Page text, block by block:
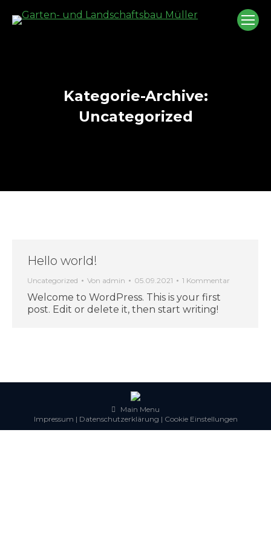
Kategorie-Archive:
Uncategorized
Hello world!
Uncategorized Von admin 05.09.2021 1 Kommentar
Welcome to WordPress. This is your first
post. Edit or delete it, then start writing!
Main Menu
Impressum | Datenschutzerklärung | Cookie Einstellungen